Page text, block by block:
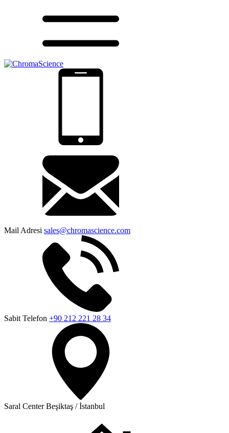
Mail Adresi sales@chromascience.com
Sabit Telefon +90 212 221 28 34
Saral CenterBeşiktaş / İstanbul